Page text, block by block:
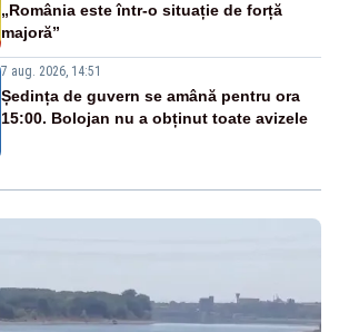
„România este într-o situație de forță
majoră”
7 aug. 2026, 14:51
Ședința de guvern se amână pentru ora
15:00. Bolojan nu a obținut toate avizele